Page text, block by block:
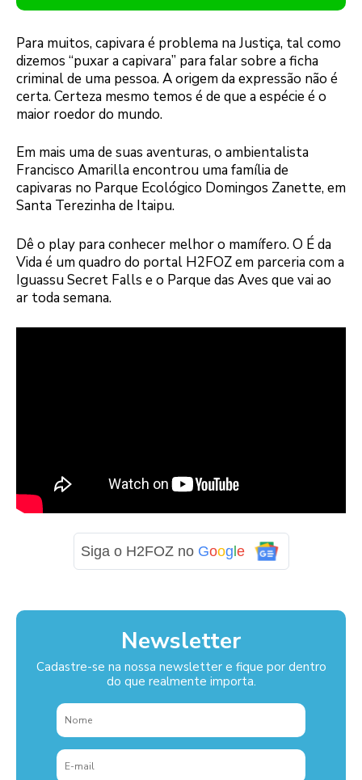
Para muitos, capivara é problema na Justiça, tal como
dizemos “puxar a capivara” para falar sobre a ficha
criminal de uma pessoa. A origem da expressão não é
certa. Certeza mesmo temos é de que a espécie é o
maior roedor do mundo.
Em mais uma de suas aventuras, o ambientalista
Francisco Amarilla encontrou uma família de
capivaras no Parque Ecológico Domingos Zanette, em
Santa Terezinha de Itaipu.
Dê o play para conhecer melhor o mamífero. O É da
Vida é um quadro do portal H2FOZ em parceria com a
Iguassu Secret Falls e o Parque das Aves que vai ao
ar toda semana.
Siga o H2FOZ no Google
Newsletter
Cadastre-se na nossa newsletter e fique por dentro
do que realmente importa.